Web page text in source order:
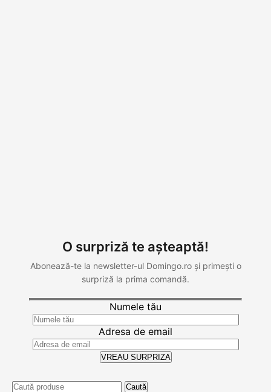
O surpriză te așteaptă!
Abonează-te la newsletter-ul Domingo.ro și primești o
surpriză la prima comandă.
Numele tău
Adresa de email
Caută